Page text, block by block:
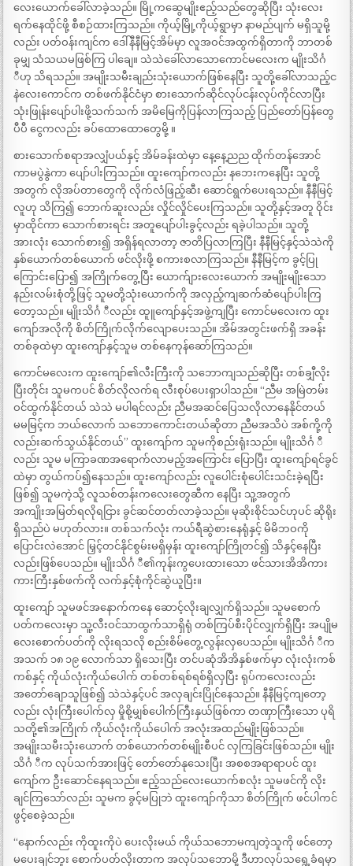
လေးယောက်ခေါ်လာခဲ့သည်။ မြို့ကဆွေမျိုးဧည့်သည်တွေဆိုပြီး သုံးလေး
ရက်နေထိုင်ဖို့ စီစဉ်ထားကြသည်။ ကိုယ့်မြို့ကိုယ့်ရွာမှာ နာမည်ပျက် မရှိသူမို့
လည်း ပတ်ဝန်းကျင်က ဒေါ်နီနီမြင့်အိမ်မှာ လူအဝင်အထွက်ရှိတာကို ဘာတစ်
ခုမျှ သံသယမဖြစ်ကြ ပါချေ။ သဲသဲခေါ်လာသောကောင်မလေးက မျိုးသိင်္ဂ
ီဟု သိရသည်။ အမျိုးသမီးချည်းသုံးယောက်ဖြစ်နေပြီး သူတို့ခေါ်လာသည့်င
နဲလေးကောင်က တစ်ဖက်နိုင်ငံမှာ စားသောက်ဆိုင်လုပ်ငန်းလုပ်ကိုင်လာပြီး
သုံးဖြုန်းပျော်ပါးဖို့သက်သက် အမိမြေကိုပြန်လာကြသည့် ပြည်တော်ပြန်တွေ
ပီပီ ငွေကလည်း ခပ်ထောထောတွေမို့ ။
စားသောက်စရာအလျှံပယ်နှင့် အိမ်ခန်းထဲမှာ နေ့နေ့ညည ထိုက်တန်အောင်
ကာမပွဲနွဲကာ ပျော်ပါးကြသည်။ ထူးကျော်ကလည်း နဘေးကနေပြီး သူတို့
အတွက် လိုအပ်တာတွေကို လိုက်လံဖြည့်ဆီး ဆောင်ရွက်ပေးရသည်။ နီနီမြင့်
လူဟု သိကြ၍ ဘောက်ဆူးလည်း လှိုင်လှိုင်ပေးကြသည်။ သူတို့နှင့်အတူ ဝိုင်း
မှာထိုင်ကာ သောက်စားရင်း အတူပျော်ပါးခွင့်လည်း ရခဲ့ပါသည်။ သူတို့
အားလုံး သောက်စား၍ အရှိန်ရလာတာ့ ဇာတိပြလာကြပြီး နီနီမြင့်နှင့်သဲသဲကို
နှစ်ယောက်တစ်ယောက် ဖင်လိုးဖို့ စကားစလာကြသည်။ နီနီမြင့်က ခွင့်ပြု
ကြောင်းပြော၍ အကြိုက်တွေ့ပြီး ယောက်ျားလေးယောက် အမျိုးမျိုးသော
နည်းလမ်းစုံတို့ဖြင့် သူမတို့သုံးယောက်ကို အလှည့်ကျဆက်ဆံပျော်ပါးကြ
တော့သည်။ မျိုးသိင်္ဂ ီလည်း ထူူကျော်နှင့်အဖွဲ့ကျပြီး ကောင်မလေးက ထူး
ကျော်အလိုကို စိတ်ကြိုက်လိုက်လျောပေးသည်။ အိမ်အတွင်းဖက်ရှိ အခန်း
တစ်ခုထဲမှာ ထူးကျော်နှင့်သူမ တစ်နေကုန်ဆော်ကြသည်။
ကောင်မလေးက ထူးကျော်၏လီးကြီးကို သဘောကျသည်ဆိုပြီး တစ်ချှီလိုး
ပြီးတိုင်း သူမကပင် စိတ်လိုလက်ရ လီးစုပ်ပေးရှာပါသည်။ “ညီမ အမြဲတမ်း
ဝင်ထွက်နိုင်တယ် သဲသဲ မပါရင်လည်း ညီမအဆင်ပြေသလိုလာနေနိုင်တယ်
မမမြင့်က ဘယ်လောက် သဘောကောင်းတယ်ဆိုတာ ညီမအသိပဲ အစ်ကို့ကို
လည်းဆက်သွယ်နိုင်တယ်” ထူးကျော်က သူမကိုစည်းရုံးသည်။ မျိုးသိင်္ဂ ီ
လည်း သူမ မကြာခဏအရောက်လာမည့်အကြောင်း ပြောပြီး ထူးကျော်ရင်ခွင်
ထဲမှာ တွယ်ကပ်၍နေသည်။ ထူးကျော်လည်း လူပေါင်းစုံပေါင်းသင်းခဲ့ရပြီး
ဖြစ်၍ သူမကဲ့သို့ လူသစ်တန်းကလေးတွေဆီက နေပြီး သူ့အတွက်
အကျိုးအမြတ်ရလိုရငြား ခွင်ဆင်တတ်လာခဲ့သည်။ မုဆိုးစိုင်သင်ဟုပင် ဆိုရိုး
ရှိသည်ပဲ မဟုတ်လား။ တစ်သက်လုံး ကယ်ရီဆွဲစားနေရုံနှင့် မိမိဘဝကို
ပြောင်းလဲအောင် မြှင့်တင်နိုင်စွမ်းမရှိမှန်း ထူးကျော်ကြိုတင်၍ သိနှင့်နေပြီး
လည်းဖြစ်ပေသည်။ မျိုးသိင်္ဂ ီ၏ကုန်းကွပေးထားသော ဖင်သားအိအိကား
ကားကြီးနှစ်ဖက်ကို လက်နှင့်စုံကိုင်ဆွဲယူပြီး။
ထူးကျော် သူမဖင်အနောက်ကနေ ဆောင့်လိုးချလျှက်ရှိသည်။ သူမစောက်
ပတ်ကလေးမှာ သူ့လီးဝင်သာထွက်သာရှိရုံ တစ်ကြပ်စီးပိုင်လျှက်ရှိပြီး အပျိုမ
လေးစောက်ပတ်ကို လိုးရသလို စည်းစိမ်တွေ့လွန်းလှပေသည်။ မျိုးသိင်္ဂ ီက
အသက် ၁၈ ၁၉ လောက်သာ ရှိသေးပြီး တင်ပဆုံအိအိနှစ်ဖက်မှာ လုံးလုံးကစ်
ကစ်နှင့် ကိုယ်လုံးကိုယ်ပေါက် တစ်တစ်ရစ်ရစ်ရှိလှပြီး ရုပ်ကလေးလည်း
အတော်ချောသူဖြစ်၍ သဲသဲနှင့်ပင် အလှချင်းပြိုင်နေသည်။ နီနီမြင့်ကျတော့
လည်း လုံးကြီးပေါက်လှ မှိုစို့မျှစ်ပေါက်ကြီးနှယ်ဖြစ်ကာ တဏှာကြီးသော ပုရိ
သတို့၏အကြိုက် ကိုယ်လုံးကိုယ်ပေါက် အလုံးအထည်မျိုးဖြစ်သည်။
အမျိုးသမီးသုံးယောက် တစ်ယောက်တစ်မျိုးစီပင် လှကြခြင်းဖြစ်သည်။ မျိုး
သိင်္ဂ ီက လုပ်သက်အားဖြင့် တော်တော်နုသေးပြီး အစစအရာရာပင် ထူး
ကျော်က ဦးဆောင်နေရသည်။ ဧည့်သည်လေးယောက်စလုံး သူမဖင်ကို လိုး
ချင်ကြသော်လည်း သူမက ခွင့်မပြုဘဲ ထူးကျော်ကိုသာ စိတ်ကြိုက် ဖင်ပါကင်
ဖွင့်စေခဲ့သည်။
“နောက်လည်း ကိုထူးကိုပဲ ပေးလိုးမယ် ကိုယ်သဘောမကျတဲ့သူကို ဖင်တော့
မပေးချင်ဘူး စောက်ပတ်လိုးတာက အလုပ်သဘောမို့ ဒီဟာလုပ်သရွေ့ခံရမှာ